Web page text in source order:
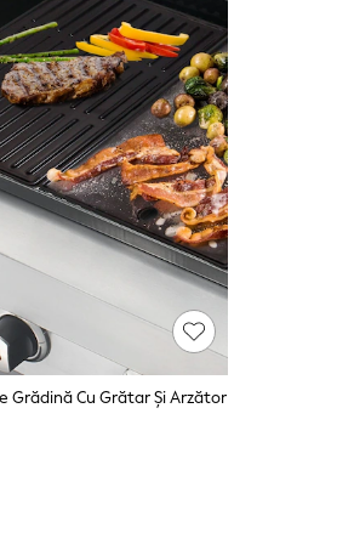
& Swimwear
Grădină Cu Grătar Și Arzător